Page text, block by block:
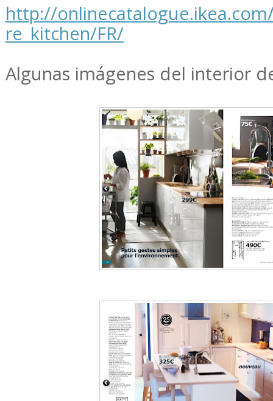
http://
re_kitchen/FR/
Algunas imágenes del interior